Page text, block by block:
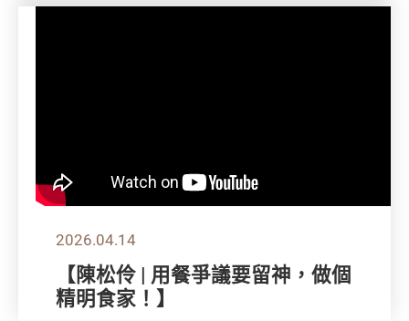
2026.04.14
【陳松伶 | 用餐爭議要留神，做個
精明食家！】